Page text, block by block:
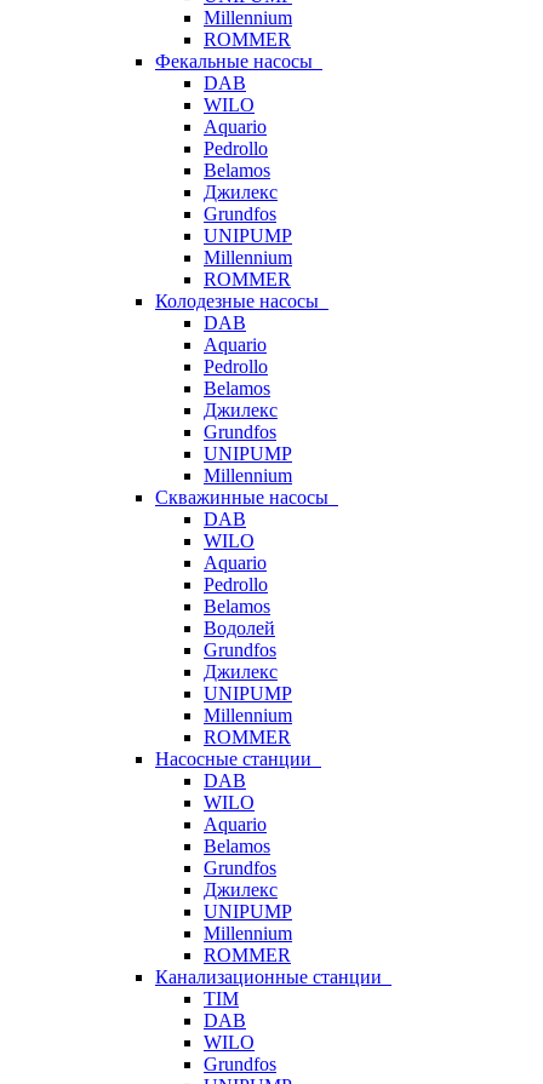
Millennium
ROMMER
Фекальные насосы
DAB
WILO
Aquario
Pedrollo
Belamos
Джилекс
Grundfos
UNIPUMP
Millennium
ROMMER
Колодезные насосы
DAB
Aquario
Pedrollo
Belamos
Джилекс
Grundfos
UNIPUMP
Millennium
Скважинные насосы
DAB
WILO
Aquario
Pedrollo
Belamos
Водолей
Grundfos
Джилекс
UNIPUMP
Millennium
ROMMER
Насосные станции
DAB
WILO
Aquario
Belamos
Grundfos
Джилекс
UNIPUMP
Millennium
ROMMER
Канализационные станции
TIM
DAB
WILO
Grundfos